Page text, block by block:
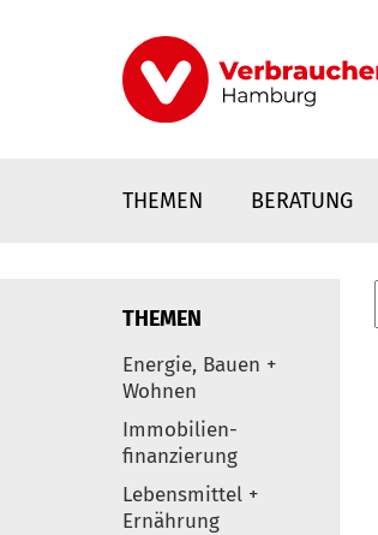
THEMEN BERATUNG
Elemente
THEMEN
Energie, Bauen +
Wohnen
Immobilien-
finanzierung
Lebensmittel +
Ernährung